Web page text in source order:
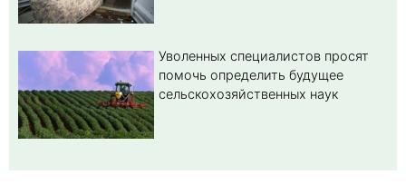
Уволенных специалистов просят
помочь определить будущее
сельскохозяйственных наук